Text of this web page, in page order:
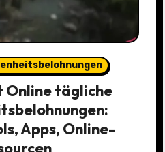
Online tägliche
Apps, Online-